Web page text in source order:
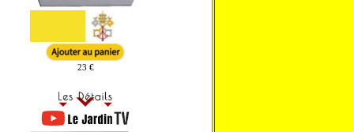
23 €